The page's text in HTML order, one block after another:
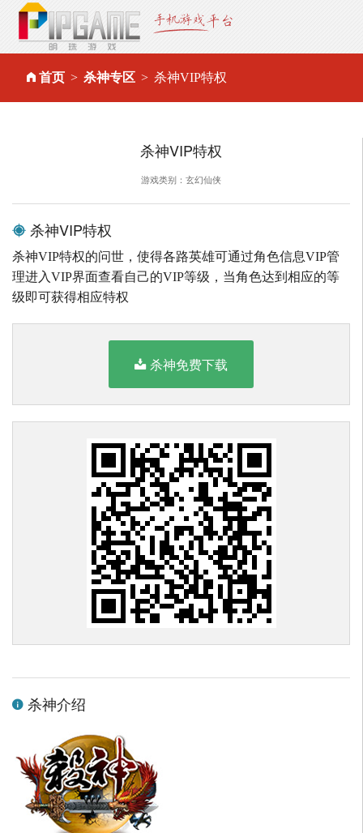
首页 杀神专区 杀神VIP特权
杀神VIP特权
游戏类别：玄幻仙侠
杀神VIP特权
杀神VIP特权的问世，使得各路英雄可通过角色信息VIP管
理进入VIP界面查看自己的VIP等级，当角色达到相应的等
级即可获得相应特权
杀神免费下载
杀神介绍